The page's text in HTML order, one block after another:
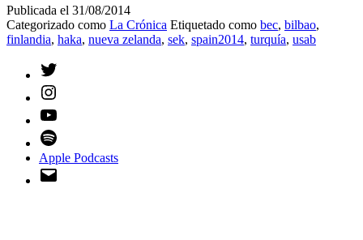
Publicada el 31/08/2014
Categorizado como La Crónica Etiquetado como bec, bilbao,
finlandia, haka, nueva zelanda, sek, spain2014, turquía, usab
Apple Podcasts